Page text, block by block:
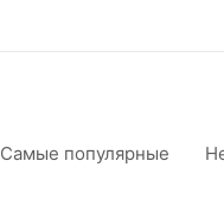
Самые популярные